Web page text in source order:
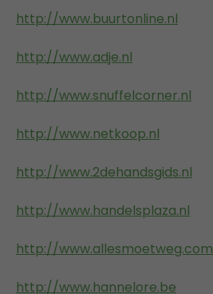
http://www.buurtonline.nl
http://www.adje.nl
http://www.snuffelcorner.nl
http://www.netkoop.nl
http://www.2dehandsgids.nl
http://www.handelsplaza.nl
http://www.allesmoetweg.com
http://www.hannelore.be